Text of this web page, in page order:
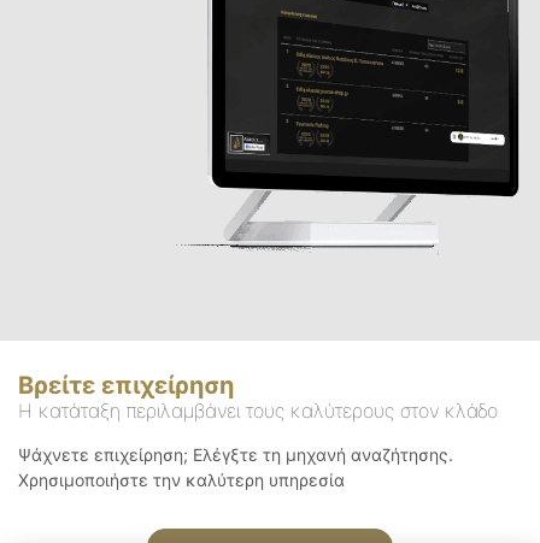
Βρείτε επιχείρηση
Η κατάταξη περιλαμβάνει τους καλύτερους στον κλάδο
Ψάχνετε επιχείρηση; Ελέγξτε τη μηχανή αναζήτησης.
Χρησιμοποιήστε την καλύτερη υπηρεσία